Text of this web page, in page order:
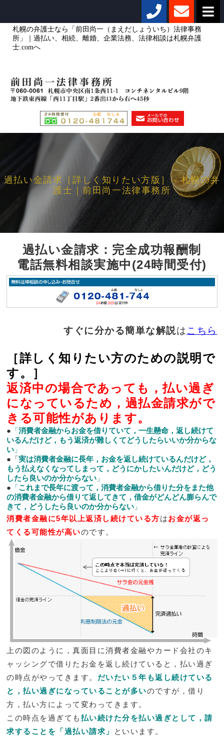
札幌の弁護士なら「前田尚一（まえだしょういち）法律事務
所」｜過払い、相続、離婚、企業法務、法律相談は札幌弁護
士.comへ
過払い金請求［詳しく知りたい方版］ - 札幌の弁
護士｜前田尚一法律事務所
過払い金請求：完全成功報酬制
電話無料相談実施中(24時間受付)
すぐに分かる簡単な解説はこちら
［詳しく知りたい方のための説明で
す。 ］
返済中の場合であっても，払い過ぎ
になっているため，過払金請求がで
きる可能性があります。
● 「消費者金融からお金を借りていて，一生懸命，返し続けて
いるんだけど，もう返済が難しくてどうしたらいいか分からな
い 」
●「実は消費者金融に長年，お金を返し続けているんだけど，
もう払えなくなってしまって，どうにかしたいんだけど，どう
したら良いのか分からない 」
● 「これまで長年に渡って，消費者金融から借りた分をまた他
の消費者金融から借りて返してきて，借金がどんどん膨らんで
きて，どうしたら良いのか分からない 」
消費者金融に5年以上返済し続けている方はお金が返っ
てくる可能性が高いのです。
上の図のように，真面目に消費者金融やカード会社のキ
ャッシングで借りたお金を返し続けていると，払い過ぎ
の時点がやってきます。 だいたい５年も返し続けている
と，払い過ぎになっていることが多いのですが，借り
方，払い方によって変わってきます。
この時点を過ぎても 払い続けた分を払い過ぎとして，請
求することを「過払い請求」
といいます。